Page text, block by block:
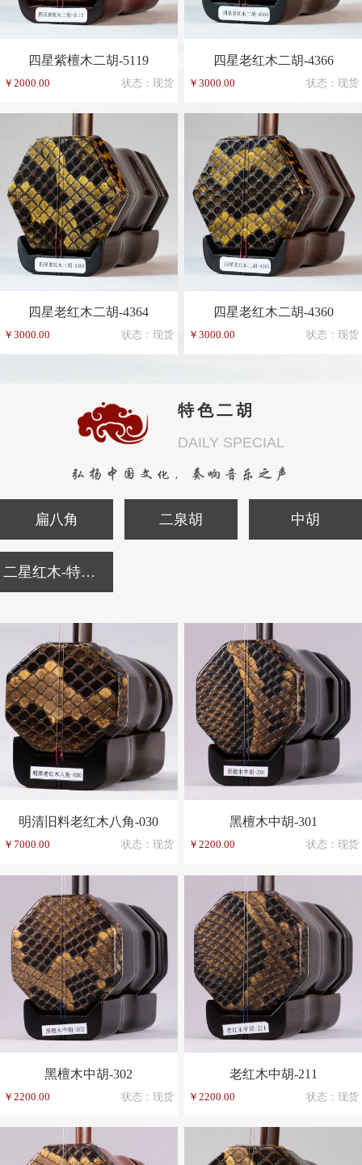
四星紫檀木二胡-5119
￥2000.00 状态：现货
四星老红木二胡-4366
￥3000.00 状态：现货
四星老红木二胡-4364
￥3000.00 状态：现货
四星老红木二胡-4360
￥3000.00 状态：现货
特色二胡
DAILY SPECIAL
弘扬中国文化，奏响音乐之声
扁八角 二泉胡 中胡
二星红木-特价二胡
明清旧料老红木八角-030
￥7000.00 状态：现货
黑檀木中胡-301
￥2200.00 状态：现货
黑檀木中胡-302
￥2200.00 状态：现货
老红木中胡-211
￥2200.00 状态：现货